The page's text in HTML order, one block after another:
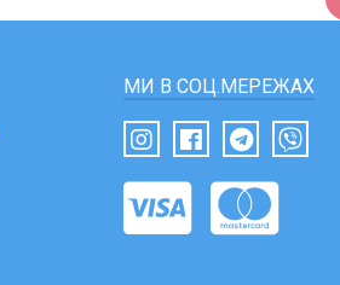
МИ В СОЦ.МЕРЕЖАХ